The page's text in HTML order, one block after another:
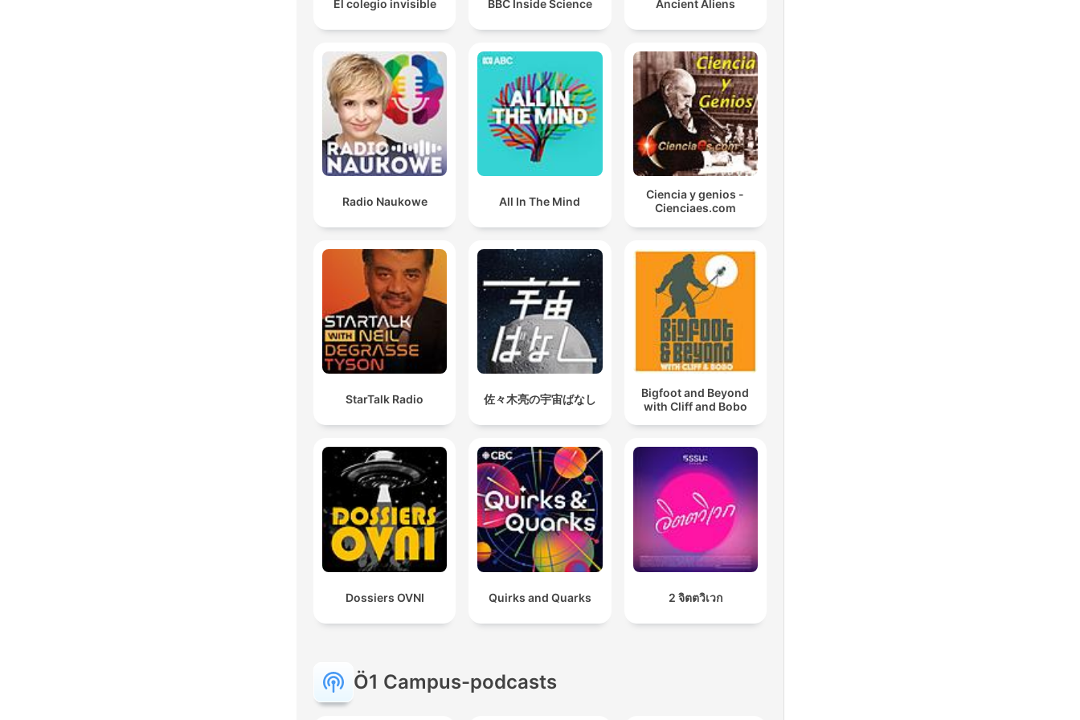
El colegio invisible BBC Inside Science Ancient Aliens
Radio Naukowe All In The Mind
Ciencia y genios -
Cienciaes.com
StarTalk Radio 佐々木亮の宇宙ばなし
Bigfoot and Beyond
with Cliff and Bobo
Dossiers OVNI Quirks and Quarks 2 จิตตวิเวก
Ö1 Campus-podcasts